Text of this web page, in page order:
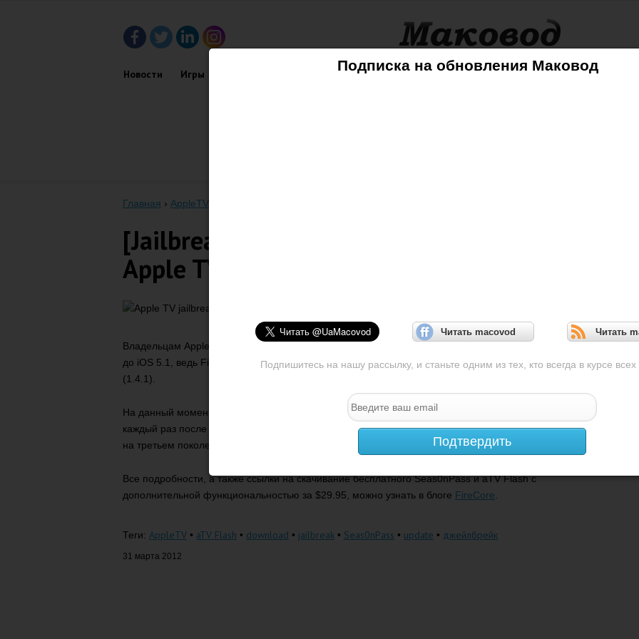
Подписка на обновления Маковод
Читать macovod Читать
Подпишитесь на нашу рассылку, и станьте одним из тех, кто всегда в курсе всех
Подтвердить
Новости Игры Советы Mac iPhone iPad iPod AppleTV
Главная › AppleTV
[Jailbreak] Seas0npass доступен для
Apple TV 2 с iOS 5.1
Владельцам Apple TV больше не придется выбирать между джейлбрейкингом или обновлением
до iOS 5.1, ведь FireCore опубликовали новую версию джейла Seas0nPass (0.8.3) и aTV Flash
(1.4.1).
На данный момент это привязанный джейлбрейк, то есть придется проводить взлом заново
каждый раз после перезагрузки устройства. К сожалению, пока что этот инструмент не работает
на третьем поколении Apple TV.
Все подробности, а также ссылки на скачивание бесплатного Seas0nPass и aTV Flash с
дополнительной функциональностью за $29.95, можно узнать в блоге FireCore
Теги: AppleTV • aTV Flash • download • jailbreak • Seas0nPass • update • джейлбрейк
31 марта 2012